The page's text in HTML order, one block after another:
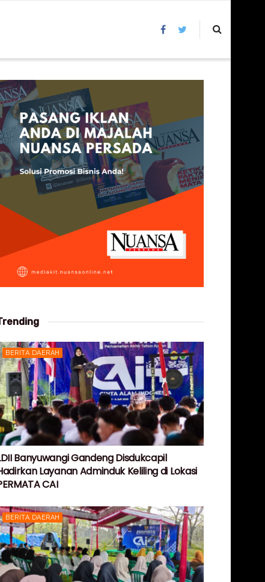
BERITA DAERAH
Banyuwangi Gandeng Disdukcapil
Layanan Adminduk Keliling di Lokasi
CAI
BERITA DAERAH